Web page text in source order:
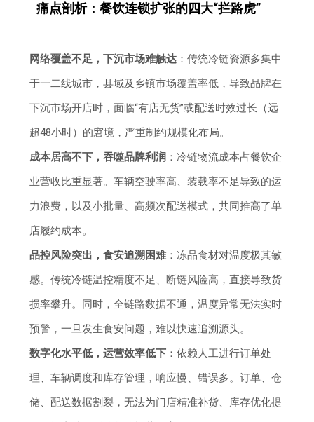
痛点剖析：餐饮连锁扩张的四大“拦路虎”
网络覆盖不足，下沉市场难触达 ：传统冷链资源多集中
于一二线城市，县域及乡镇市场覆盖率低，导致品牌在
下沉市场开店时，面临“有店无货”或配送时效过长（远
超48小时）的窘境，严重制约规模化布局。
成本居高不下，吞噬品牌利润 ：冷链物流成本占餐饮企
业营收比重显著。车辆空驶率高、装载率不足导致的运
力浪费，以及小批量、高频次配送模式，共同推高了单
店履约成本。
品控风险突出，食安追溯困难 ：冻品食材对温度极其敏
感。传统冷链温控精度不足、断链风险高，直接导致货
损率攀升。同时，全链路数据不通，温度异常无法实时
预警，一旦发生食安问题，难以快速追溯源头。
数字化水平低，运营效率低下 ：依赖人工进行订单处
理、车辆调度和库存管理，响应慢、错误多。订单、仓
储、配送数据割裂，无法为门店精准补货、库存优化提